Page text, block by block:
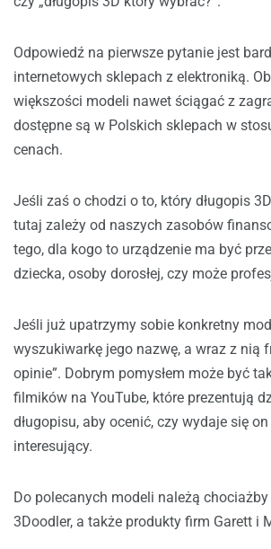
Odpowiedź na pierwsze pytanie jest
internetowych sklepach z elektroniką.
większości modeli nawet ściągać z
dostępne są w Polskich sklepach w
cenach.
Jeśli zaś o chodzi o to, który długopis
tutaj zależy od naszych zasobów
tego, dla kogo to urządzenie ma być
dziecka, osoby dorosłej, czy może
Jeśli już upatrzymy sobie konkretny
wyszukiwarkę jego nazwę, a wraz z nią
opinie”. Dobrym pomysłem może być
filmików na YouTube, które prezentują
długopisu, aby ocenić, czy wydaje się
interesujący.
Do polecanych modeli należą
3Doodler, a także produkty firm Garett i